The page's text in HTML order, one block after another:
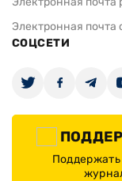
Электронная
СОЦСЕТИ